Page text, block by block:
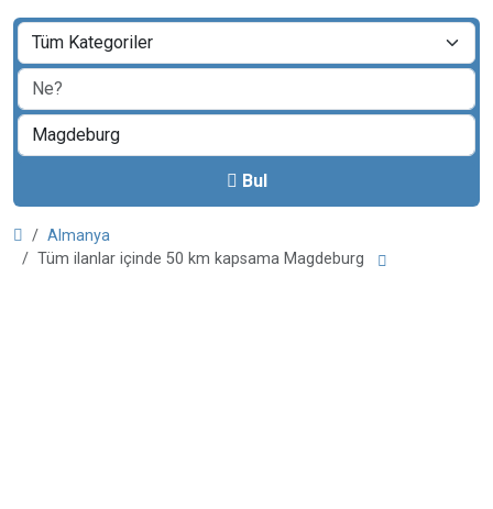
Bul
Almanya
Tüm ilanlar içinde 50 km kapsama Magdeburg